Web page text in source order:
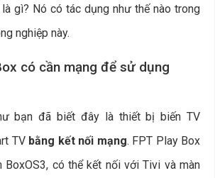
gì? Nó có tác dụng như thế nào trong
nghiệp này.
có cần mạng để sử dụng
bạn đã biết đây là thiết bị biến TV
TV bằng kết nối mạng. FPT Play Box
BoxOS3, có thể kết nối với Tivi và màn